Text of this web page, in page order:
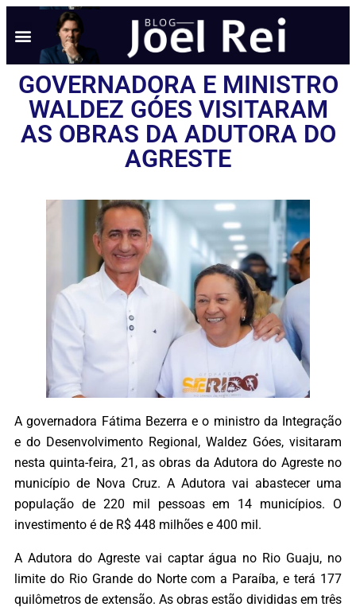
GOVERNADORA E MINISTRO
WALDEZ GÓES VISITARAM
AS OBRAS DA ADUTORA DO
AGRESTE
A governadora Fátima Bezerra e o ministro da Integração
e do Desenvolvimento Regional, Waldez Góes, visitaram
nesta quinta-feira, 21, as obras da Adutora do Agreste no
município de Nova Cruz. A Adutora vai abastecer uma
população de 220 mil pessoas em 14 municípios. O
investimento é de R$ 448 milhões e 400 mil.
A Adutora do Agreste vai captar água no Rio Guaju, no
limite do Rio Grande do Norte com a Paraíba, e terá 177
quilômetros de extensão. As obras estão divididas em três